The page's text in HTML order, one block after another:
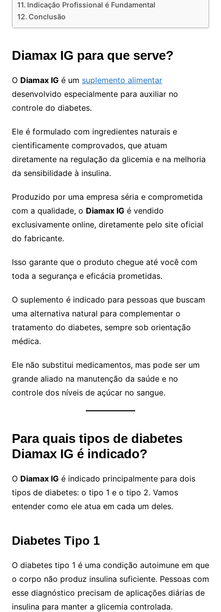
Indicação Profissional é Fundamental
Conclusão
Diamax IG para que serve?
O Diamax IGé um suplemento alimentar
desenvolvido especialmente para auxiliar no
controle do diabetes.
Ele é formulado com ingredientes naturais e
cientificamente comprovados, que atuam
diretamente na regulação da glicemia e na melhoria
da sensibilidade à insulina.
Produzido por uma empresa séria e comprometida
com a qualidade, o Diamax IGé vendido
exclusivamente online, diretamente pelo site oficial
do fabricante.
Isso garante que o produto chegue até você com
toda a segurança e eficácia prometidas.
O suplemento é indicado para pessoas que buscam
uma alternativa natural para complementar o
tratamento do diabetes, sempre sob orientação
médica.
Ele não substitui medicamentos, mas pode ser um
grande aliado na manutenção da saúde e no
controle dos níveis de açúcar no sangue.
Para quais tipos de diabetes
Diamax IG é indicado?
O Diamax IGé indicado principalmente para dois
tipos de diabetes: o tipo 1 e o tipo 2. Vamos
entender como ele atua em cada um deles.
Diabetes Tipo 1
O diabetes tipo 1 é uma condição autoimune em que
o corpo não produz insulina suficiente. Pessoas com
esse diagnóstico precisam de aplicações diárias de
insulina para manter a glicemia controlada.